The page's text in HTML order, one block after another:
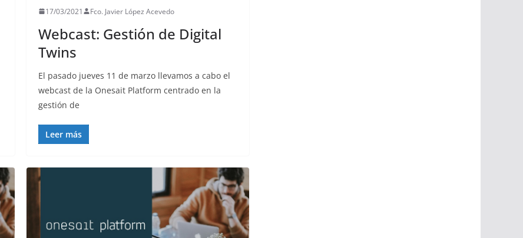
17/03/2021 Fco. Javier López Acevedo
Webcast: Gestión de Digital
Twins
El pasado jueves 11 de marzo llevamos a cabo el
webcast de la Onesait Platform centrado en la
gestión de
Leer más